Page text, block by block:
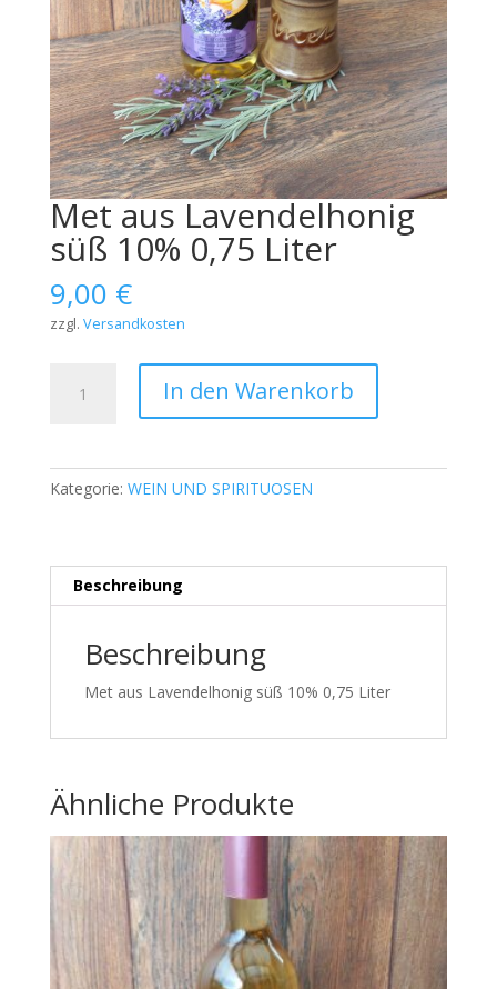
Met aus Lavendelhonig
süß 10% 0,75 Liter
9,00 €
zzgl. Versandkosten
Lavendelhonig
In den Warenkorb
Kategorie: WEIN UND SPIRITUOSEN
Beschreibung
Beschreibung
Met aus Lavendelhonig süß 10% 0,75 Liter
Ähnliche Produkte